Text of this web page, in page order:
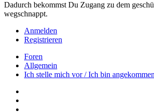
Dadurch bekommst Du Zugang zu dem
wegschnappt.
Anmelden
Registrieren
Foren
Allgemein
Ich stelle mich vor / Ich bin angekommen